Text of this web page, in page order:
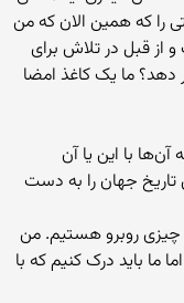
را که همین الان که من
قبل در تلاش برای
ما یک کاغذ امضا
با این یا آن
تاریخ جهان را به دست
به مدت ۴۷ سال با چه چیزی روبرو هستیم. من
ما باید درک کنیم که با